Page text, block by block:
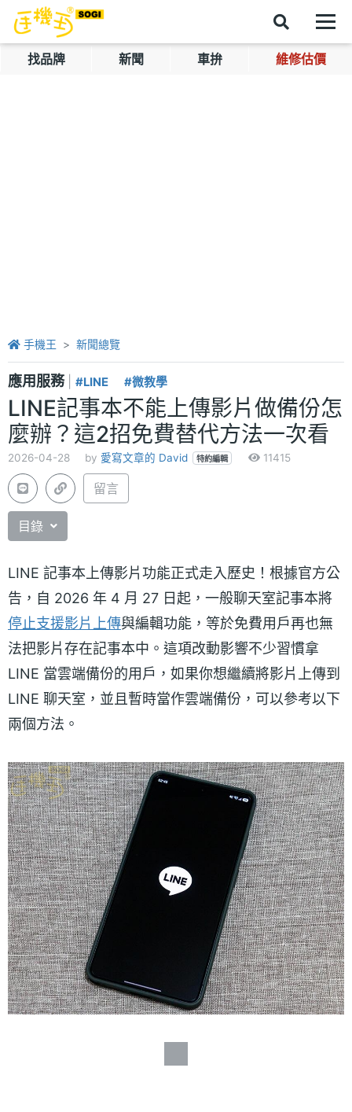
找品牌 新聞 車拚 維修估價
手機王 新聞總覽
應用服務 #LINE #微教學
LINE記事本不能上傳影片做備份怎
麼辦？這2招免費替代方法一次看
2026-04-28 by 愛寫文章的 David 特約編輯 11415
留言
目錄
LINE 記事本上傳影片功能正式走入歷史！根據官方公
告，自 2026 年 4 月 27 日起，一般聊天室記事本將
停止支援影片上傳與編輯功能，等於免費用戶再也無
法把影片存在記事本中。這項改動影響不少習慣拿
LINE 當雲端備份的用戶，如果你想繼續將影片上傳到
LINE 聊天室，並且暫時當作雲端備份，可以參考以下
兩個方法。